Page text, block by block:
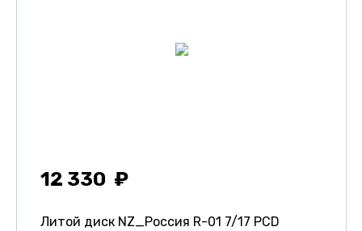
12 330
Литой диск NZ_Россия R-01 7/17 PCD